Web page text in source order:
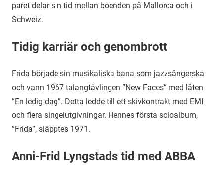
paret delar sin tid mellan boenden på Mallorca och i
Schweiz.
Tidig karriär och genombrott
Frida började sin musikaliska bana som jazzsångerska
och vann 1967 talangtävlingen ”New Faces” med låten
”En ledig dag”. Detta ledde till ett skivkontrakt med EMI
och flera singelutgivningar. Hennes första soloalbum,
”Frida”, släpptes 1971.
Anni-Frid Lyngstads tid med ABBA